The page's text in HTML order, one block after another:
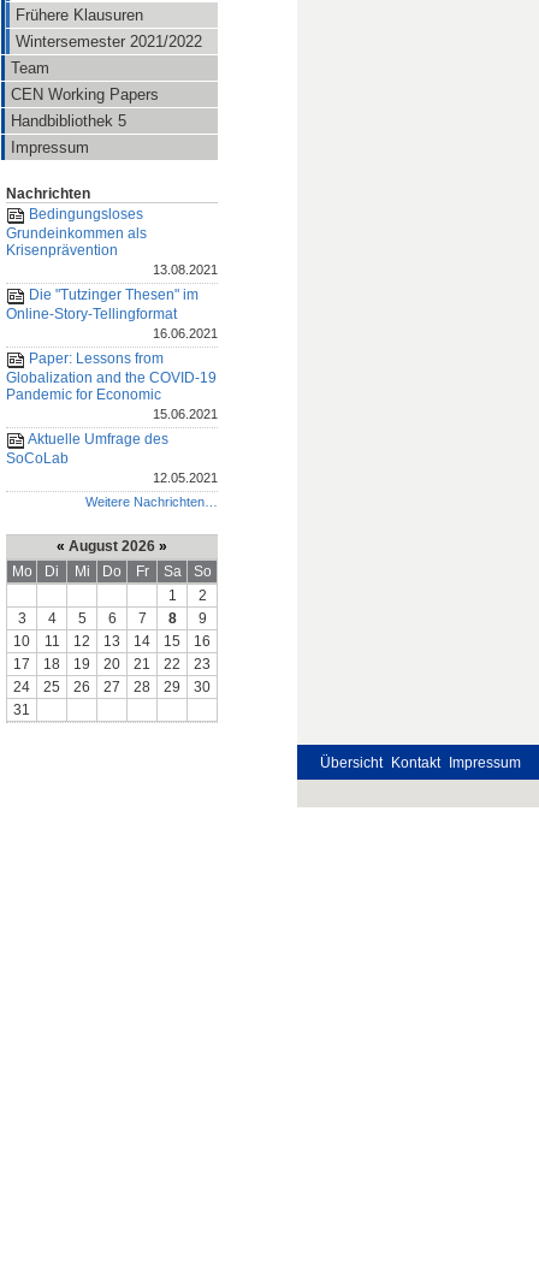
Frühere Klausuren
Wintersemester 2021/2022
Team
CEN Working Papers
Handbibliothek 5
Impressum
Nachrichten
Bedingungsloses
Grundeinkommen als
Krisenprävention
13.08.2021
Die "Tutzinger Thesen" im
Online-Story-Tellingformat
16.06.2021
Paper: Lessons from
Globalization and the COVID-19
Pandemic for Economic
15.06.2021
Aktuelle Umfrage des
SoCoLab
12.05.2021
Weitere Nachrichten…
« August 2026 »
Mo
Di Mi Do Fr Sa
So
1
2
3
4 5 6 7 8
9
10
11 12 13 14 15
16
17
18 19 20 21 22
23
24
25 26 27 28 29
30
31
Übersicht Kontakt Impressum